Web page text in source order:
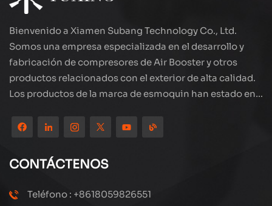
Bienvenido a Xiamen Subang Technology Co., Ltd.
Somos una empresa especializada en el desarrollo y
fabricación de compresores de Air Booster y otros
productos relacionados con el exterior de alta calidad.
Los productos de la marca de esmoquin han estado en
ubicada en el hermoso paisaje de la ciudad costera:
Xiamen, nuestros productos se exportan a más de 80
países y regiones, con una excelente calidad ha ganado
una amplia reputación internacional. Subang
Technology tiene un equipo de ventas profesional y un
CONTÁCTENOS
Teléfono : +8618059826551